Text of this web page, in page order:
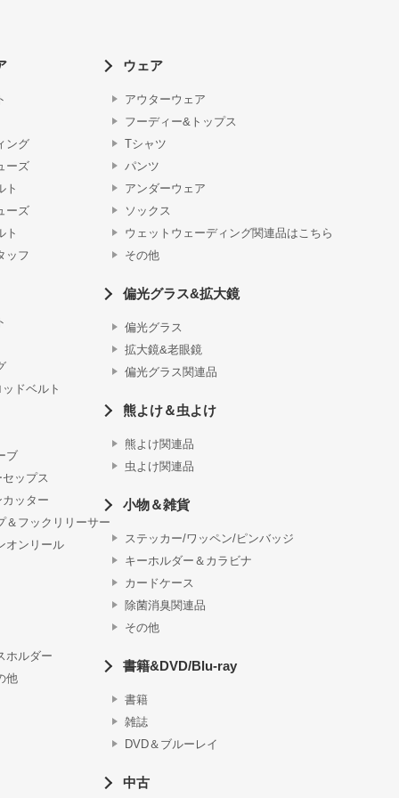
ング
ーズ
ト
ーズ
ト
ッフ
ドベルト
ブ
ップス
ッター
＆フックリリーサー
オンリール
ホルダー
他
ウェア
アウターウェア
フーディー&トップス
Tシャツ
パンツ
アンダーウェア
ソックス
ウェットウェーディング関連品はこちら
その他
偏光グラス&拡大鏡
偏光グラス
拡大鏡&老眼鏡
偏光グラス関連品
熊よけ＆虫よけ
熊よけ関連品
虫よけ関連品
小物＆雑貨
ステッカー/ワッペン/ピンバッジ
キーホルダー＆カラビナ
カードケース
除菌消臭関連品
その他
書籍&DVD/Blu-ray
書籍
雑誌
DVD＆ブルーレイ
中古